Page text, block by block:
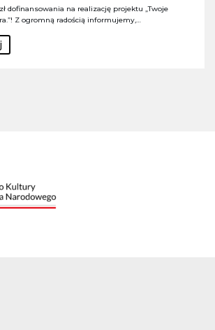
zł dofinansowania na realizację projektu „Twoje
Z ogromną radością informujemy,…